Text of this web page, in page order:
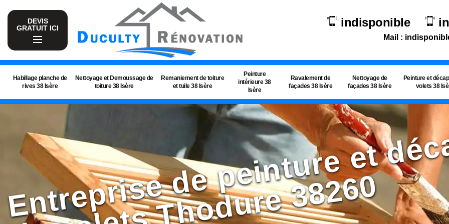
DEVIS
GRATUIT ICI
indisponible
Mail :
Habillage planche de
rives 38 Isère
Nettoyage et Demoussage de
toiture 38 Isère
Remaniement de toiture
et tuile 38 Isère
Peinture
intérieure 38
Isère
Ravalement de
façades 38 Isère
Nettoyage de
façades 38 Isère
Peinture et
volets 38